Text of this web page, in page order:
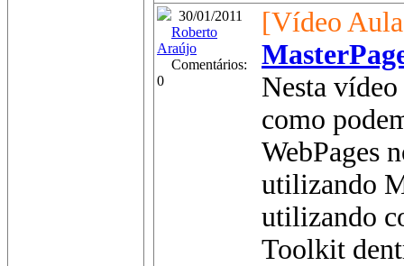
30/01/2011
Roberto
Araújo
Comentários:
0
[Vídeo
Nesta
como
WebPages
utilizando
utilizando
Toolkit